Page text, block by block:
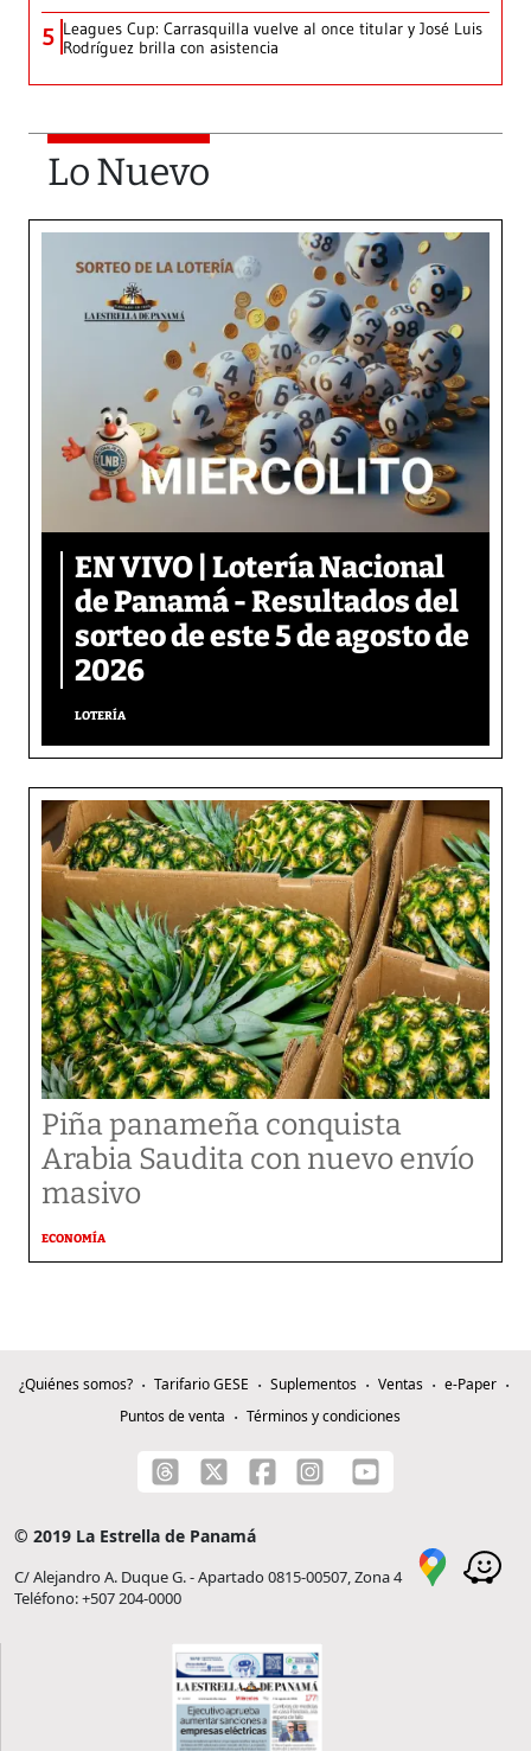
5 Leagues Cup: Carrasquilla vuelve al once titular y José Luis
Rodríguez brilla con asistencia
Lo Nuevo
EN VIVO | Lotería Nacional
de Panamá - Resultados del
sorteo de este 5 de agosto de
2026
LOTERÍA
Piña panameña conquista
Arabia Saudita con nuevo envío
masivo
ECONOMÍA
¿Quiénes somos? Tarifario GESE Suplementos Ventas
e-Paper
Puntos de venta
Términos y condiciones
© 2019 La Estrella de Panamá
C/ Alejandro A. Duque G. - Apartado 0815-00507, Zona 4
Teléfono: +507 204-0000